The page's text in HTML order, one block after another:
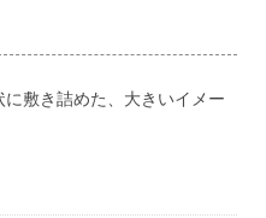
敷き詰めた、大きいイメー